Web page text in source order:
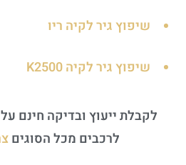
שיפוץ גיר לקיה ריו
שיפוץ גיר לקיה K2500
לקבלת ייעוץ ובדיקה חינם
לרכבים מכל הסוגים